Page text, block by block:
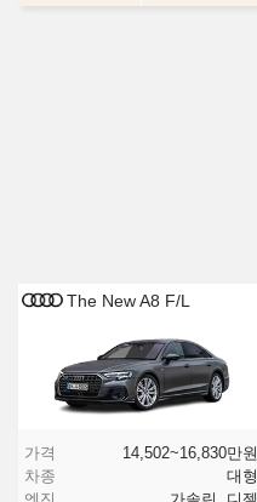
The New A8 F/L
가격 14,502~16,830만원
차종
대형